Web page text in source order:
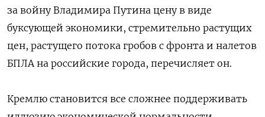
за войну Владимира Путина цену в виде
буксующей экономики, стремительно растущих
цен, растущего потока гробов с фронта и налетов
БПЛА на российские города, перечисляет он.
Кремлю становится все сложнее поддерживать